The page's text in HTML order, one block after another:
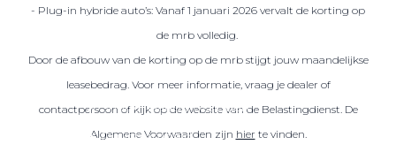
Over elektrisch rijden
Onderhoud en kosten
Shuttel laadoplossingen
Duurzaamheid
- Plug-in hybride auto’s: Vanaf 1 januari 2026 vervalt de korting op
de mrb volledig.
Door de afbouw van de korting op de mrb stijgt jouw maandelijkse
leasebedrag. Voor meer informatie, vraag je dealer of
contactpersoon of kijk op de website van de Belastingdienst. De
Algemene Voorwaarden zijn hier te vinden.